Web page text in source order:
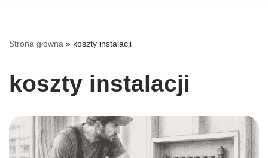
Strona główna » koszty instalacji
koszty instalacji